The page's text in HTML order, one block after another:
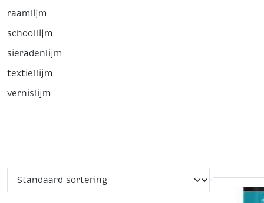
raamlijm
schoollijm
sieradenlijm
textiellijm
vernislijm